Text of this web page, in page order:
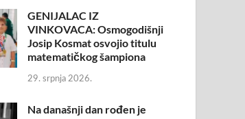
GENIJALAC IZ
VINKOVACA: Osmogodišnji
Josip Kosmat osvojio titulu
matematičkog šampiona
29. srpnja 2026.
Na današnji dan rođen je